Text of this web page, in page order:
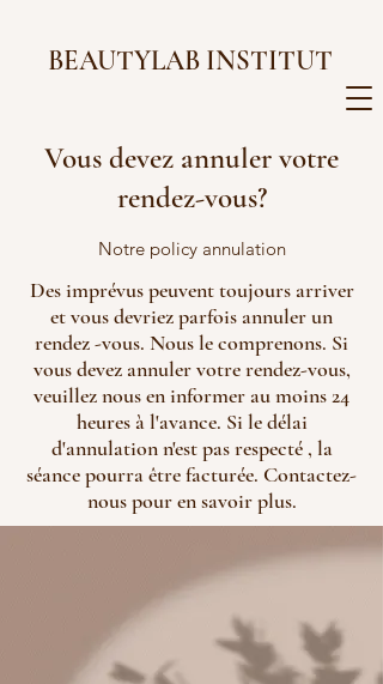
BEAUTYLAB INSTITUT
Vous devez annuler votre
rendez-vous?
Notre policy annulation
Des imprévus peuvent toujours arriver
et vous devriez parfois annuler un
rendez -vous. Nous le comprenons. Si
vous devez annuler votre rendez-vous,
veuillez nous en informer au moins 24
heures à l'avance. Si le délai
d'annulation n'est pas respecté , la
séance pourra être facturée. Contactez-
nous pour en savoir plus.